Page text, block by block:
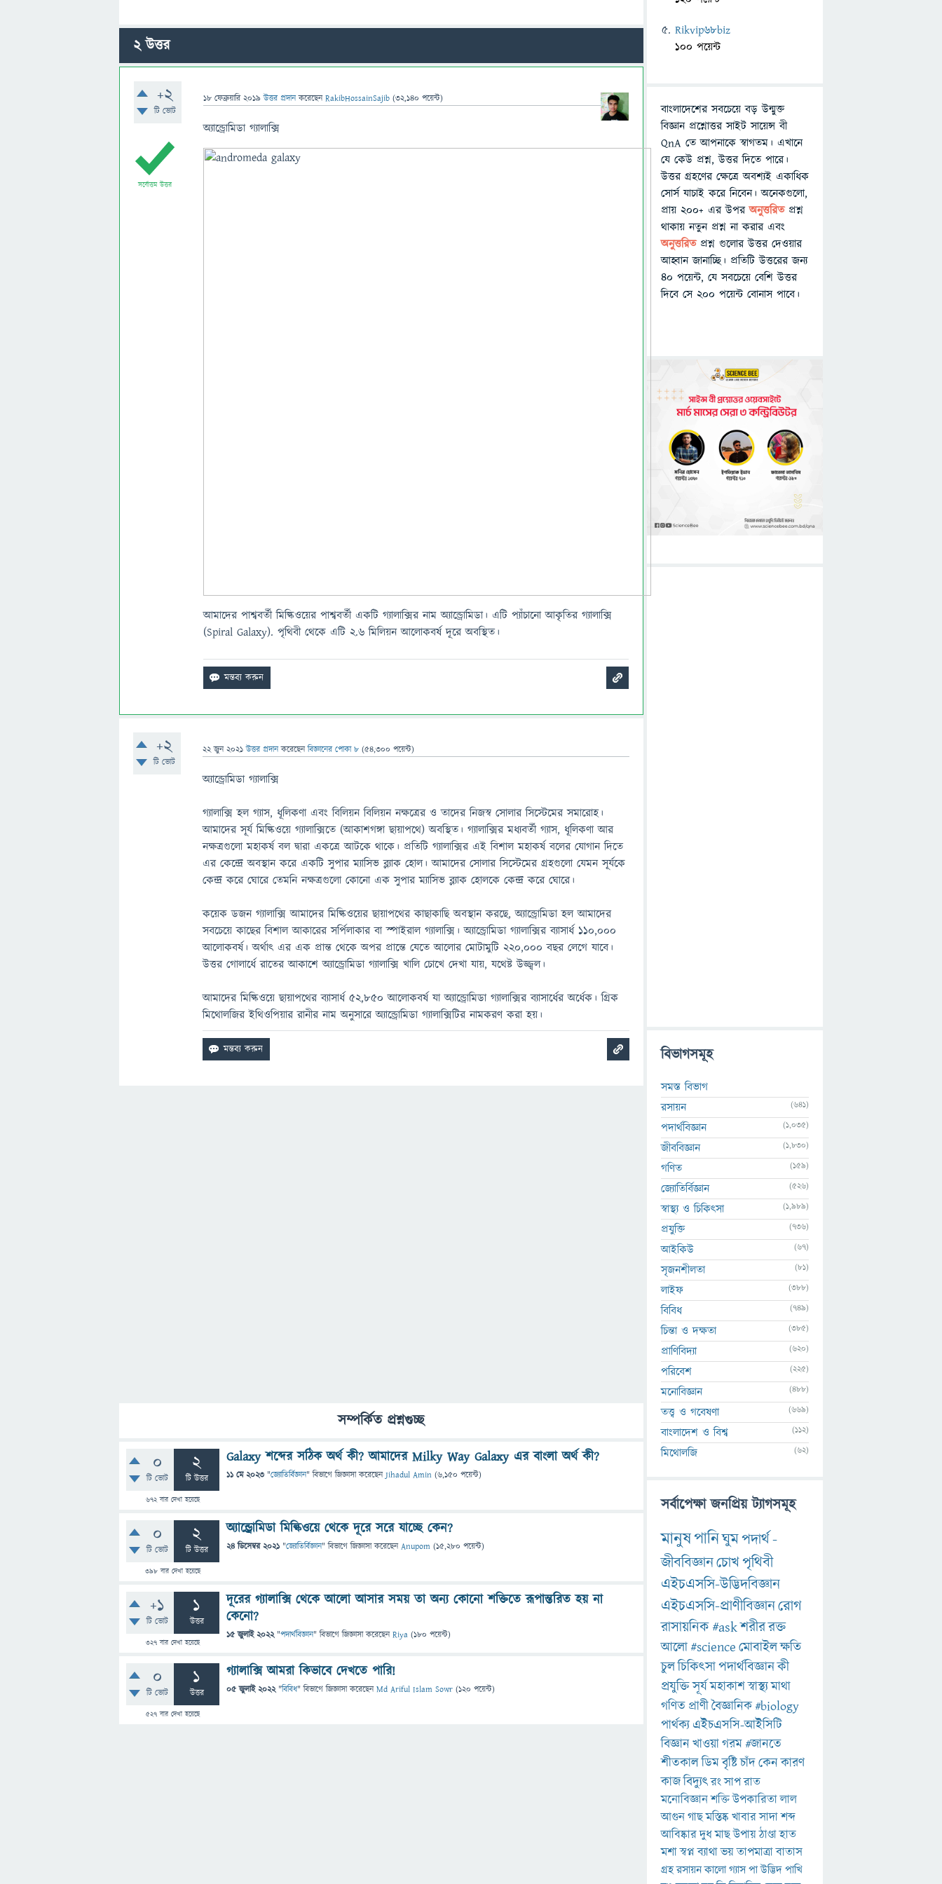
2উত্তর
+2
টি ভোট
18 ফেব্রুয়ারি 2019 উত্তর প্রদান করেছেনRakibHossainSajib (32,140 পয়েন্ট)
সর্বোত্তম উত্তর
অ্যান্ড্রোমিডা গ্যালাক্সি
আমাদের পাশ্ববর্তী মিল্কিওয়ের পাশ্ববর্তী একটি গ্যালাক্সির নাম অ্যান্ড্রোমিডা। এটি প্যাঁচানো আকৃতির গ্যালাক্সি
(Spiral Galaxy). পৃথিবী থেকে এটি ২.৬ মিলিয়ন আলোকবর্ষ দূরে অবস্থিত।
+2
টি ভোট
22 জুন 2021 উত্তর প্রদান করেছেনবিজ্ঞানের পোকা ৮ (54,300 পয়েন্ট)
অ্যান্ড্রোমিডা গ্যালাক্সি
গ্যালাক্সি হল গ্যাস, ধূলিকণা এবং বিলিয়ন বিলিয়ন নক্ষত্রের ও তাদের নিজস্ব সোলার সিস্টেমের সমারোহ।
আমাদের সূর্য মিল্কিওয়ে গ্যালাক্সিতে (আকাশগঙ্গা ছায়াপথে) অবস্থিত। গ্যালাক্সির মধ্যবর্তী গ্যাস, ধূলিকণা আর
নক্ষত্রগুলো মহাকর্ষ বল দ্বারা একত্রে আটকে থাকে। প্রতিটি গ্যালাক্সির এই বিশাল মহাকর্ষ বলের যোগান দিতে
এর কেন্দ্রে অবস্থান করে একটি সুপার ম্যাসিভ ব্ল্যাক হোল। আমাদের সোলার সিস্টেমের গ্রহগুলো যেমন সূর্যকে
কেন্দ্র করে ঘোরে তেমনি নক্ষত্রগুলো কোনো এক সুপার ম্যাসিভ ব্ল্যাক হোলকে কেন্দ্র করে ঘোরে।
কয়েক ডজন গ্যালাক্সি আমাদের মিল্কিওয়ের ছায়াপথের কাছাকাছি অবস্থান করছে, অ্যান্ড্রোমিডা হল আমাদের
সবচেয়ে কাছের বিশাল আকারের সর্পিলাকার বা স্পাইরাল গ্যালাক্সি। অ্যান্ড্রোমিডা গ্যালাক্সির ব্যাসার্ধ ১১০,০০০
আলোকবর্ষ। অর্থাৎ এর এক প্রান্ত থেকে অপর প্রান্তে যেতে আলোর মোটামুটি ২২০,০০০ বছর লেগে যাবে।
উত্তর গোলার্ধে রাতের আকাশে অ্যান্ড্রোমিডা গ্যালাক্সি খালি চোখে দেখা যায়, যথেষ্ট উজ্জ্বল।
আমাদের মিল্কিওয়ে ছায়াপথের ব্যাসার্ধ ৫২,৮৫০ আলোকবর্ষ যা অ্যান্ড্রোমিডা গ্যালাক্সির ব্যাসার্ধের অর্ধেক। গ্রিক
মিথোলজির ইথিওপিয়ার রানীর নাম অনুসারে অ্যান্ড্রোমিডা গ্যালাক্সিটির নামকরণ করা হয়।
সম্পর্কিত প্রশ্নগুচ্ছ
0
টি ভোট
2
টি উত্তর
672বার দেখা হয়েছে
Galaxy শব্দের সঠিক অর্থ কী? আমাদের Milky Way Galaxy এর বাংলা অর্থ কী?
11 মে 2023 "জ্যোতির্বিজ্ঞান" বিভাগে জিজ্ঞাসাকরেছেনJihadul Amin (6,150 পয়েন্ট)
0
টি ভোট
2
টি উত্তর
398 বার দেখা হয়েছে
অ্যান্ড্রোমিডা মিল্কিওয়ে থেকে দূরে সরে যাচ্ছে কেন?
24 ডিসেম্বর 2021 "জ্যোতির্বিজ্ঞান" বিভাগে জিজ্ঞাসাকরেছেনAnupom (15,280 পয়েন্ট)
+1
টি ভোট
1
উত্তর
327 বার দেখা হয়েছে
দূরের গ্যালাক্সি থেকে আলো আসার সময় তা অন্য কোনো শক্তিতে রূপান্তরিত হয় না
কেনো?
15 জুলাই 2022 "পদার্থবিজ্ঞান" বিভাগে জিজ্ঞাসাকরেছেনRiya (180 পয়েন্ট)
0
টি ভোট
1
উত্তর
527 বার দেখা হয়েছে
গ্যালাক্সি আমরা কিভাবে দেখতে পারি!
05 জুলাই 2022 "বিবিধ" বিভাগে জিজ্ঞাসাকরেছেনMd Ariful Islam Sowr (120 পয়েন্ট)
Rikvip68biz
100 পয়েন্ট
বাংলাদেশের সবচেয়ে বড় উন্মুক্ত
বিজ্ঞান প্রশ্নোত্তর সাইট সায়েন্স বী
QnA তে আপনাকে স্বাগতম। এখানে
যে কেউ প্রশ্ন, উত্তর দিতে পারে।
উত্তর গ্রহণের ক্ষেত্রে অবশ্যই একাধিক
সোর্স যাচাই করে নিবেন। অনেকগুলো,
প্রায় ২০০+ এর উপরঅনুত্তরিতপ্রশ্ন
থাকায় নতুন প্রশ্ন না করার এবং
অনুত্তরিত প্রশ্ন গুলোর উত্তর দেওয়ার
আহ্বান জানাচ্ছি। প্রতিটি উত্তরের জন্য
৪০ পয়েন্ট, যে সবচেয়ে বেশি উত্তর
দিবে সে ২০০ পয়েন্ট বোনাস পাবে।
বিভাগসমূহ
সমস্ত বিভাগ
রসায়ন
(641)
পদার্থবিজ্ঞান (1,035)
জীববিজ্ঞান (1,830)
গণিত (159)
জ্যোতির্বিজ্ঞান (526)
স্বাস্থ্য ও চিকিৎসা (1,989)
প্রযুক্তি (736)
আইকিউ (67)
সৃজনশীলতা (81)
লাইফ (388)
বিবিধ (749)
চিন্তা ও দক্ষতা (385)
প্রাণিবিদ্যা (620)
পরিবেশ (225)
মনোবিজ্ঞান (488)
তত্ত্ব ও গবেষণা (669)
বাংলাদেশ ও বিশ্ব (112)
মিথোলজি (62)
সর্বাপেক্ষা জনপ্রিয় ট্যাগসমূহ
মানুষপানিঘুমপদার্থ-
জীববিজ্ঞানচোখপৃথিবী
এইচএসসি-উদ্ভিদবিজ্ঞান
এইচএসসি-প্রাণীবিজ্ঞানরোগ
রাসায়নিক#askশরীররক্ত
আলো#scienceমোবাইলক্ষতি
চুলচিকিৎসাপদার্থবিজ্ঞানকী
প্রযুক্তিসূর্যমহাকাশস্বাস্থ্যমাথা
গণিত প্রাণীবৈজ্ঞানিক#biology
পার্থক্য এইচএসসি-আইসিটি
বিজ্ঞানখাওয়াগরম#জানতে
শীতকালডিমবৃষ্টিচাঁদকেনকারণ
কাজবিদ্যুৎরংসাপরাত
মনোবিজ্ঞানশক্তিউপকারিতালাল
আগুনগাছমস্তিষ্কখাবারসাদাশব্দ
আবিষ্কারদুধমাছউপায়ঠাণ্ডাহাত
মশাস্বপ্নব্যাথাভয়তাপমাত্রাবাতাস
গ্রহরসায়নকালোগ্যাসপাউদ্ভিদপাখি